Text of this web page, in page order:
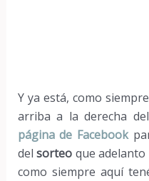
Y ya está, como
arriba a la derecha
página de Facebook
delsorteo que adelanto
como siempre aquí